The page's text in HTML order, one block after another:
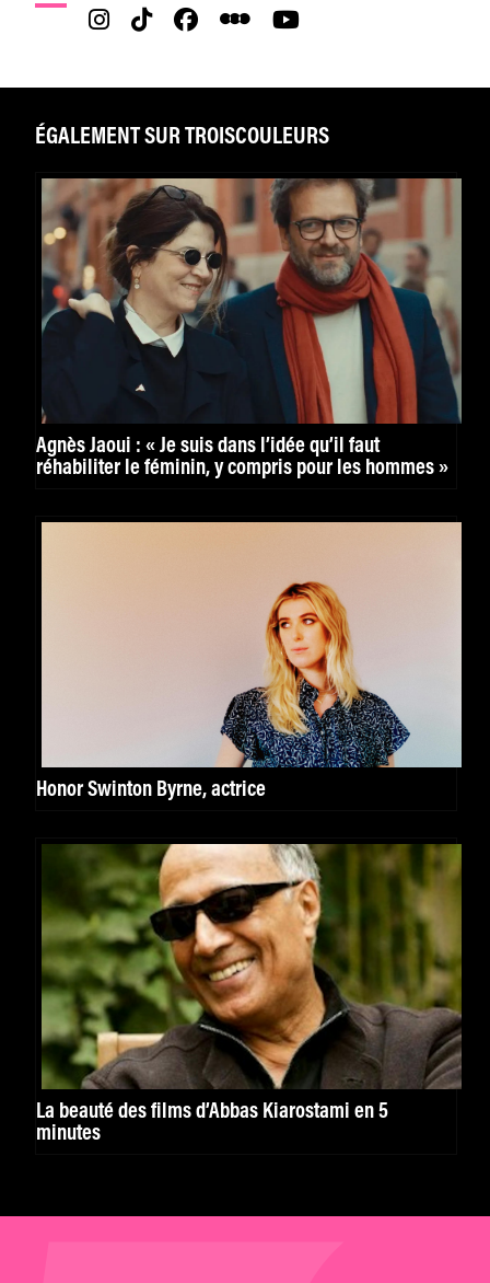
ÉGALEMENT SUR TROISCOULEURS
Agnès Jaoui : « Je suis dans l’idée qu’il faut
réhabiliter le féminin, y compris pour les hommes »
Honor Swinton Byrne, actrice
La beauté des films d’Abbas Kiarostami en 5
minutes